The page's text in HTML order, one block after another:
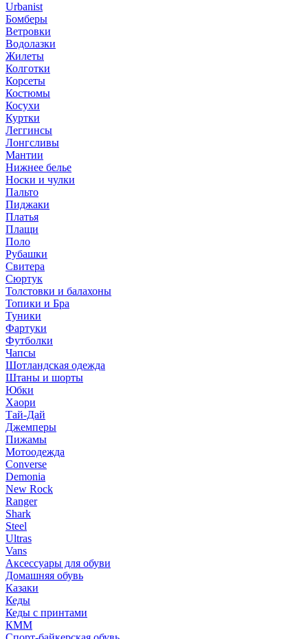
Urbanist
Бомберы
Ветровки
Водолазки
Жилеты
Колготки
Корсеты
Костюмы
Косухи
Куртки
Леггинсы
Лонгсливы
Мантии
Нижнее белье
Носки и чулки
Пальто
Пиджаки
Платья
Плащи
Поло
Рубашки
Свитера
Сюртук
Толстовки и балахоны
Топики и Бра
Туники
Фартуки
Футболки
Чапсы
Шотландская одежда
Штаны и шорты
Юбки
Хаори
Тай-Дай
Джемперы
Пижамы
Мотоодежда
Converse
Demonia
New Rock
Ranger
Shark
Steel
Ultras
Vans
Аксессуары для обуви
Домашняя обувь
Казаки
Кеды
Кеды с принтами
КММ